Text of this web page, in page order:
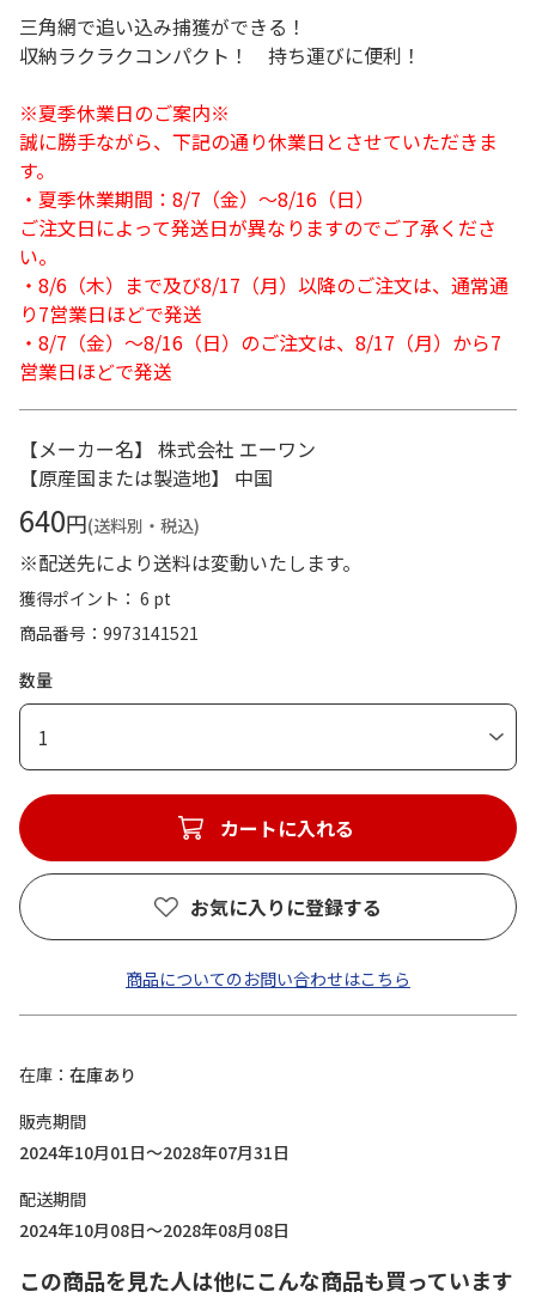
三角網で追い込み捕獲ができる！
収納ラクラクコンパクト！ 持ち運びに便利！
※夏季休業日のご案内※
誠に勝手ながら、下記の通り休業日とさせていただきま
す。
・夏季休業期間：8/7（金）～8/16（日）
ご注文日によって発送日が異なりますのでご了承くださ
い。
・8/6（木）まで及び8/17（月）以降のご注文は、通常通
り7営業日ほどで発送
・8/7（金）～8/16（日）のご注文は、8/17（月）から7
営業日ほどで発送
【メーカー名】 株式会社 エーワン
【原産国または製造地】 中国
640円(送料別・税込)
※配送先により送料は変動いたします。
獲得ポイント： 6 pt
商品番号
9973141521
数量
1
カートに入れる
お気に入りに登録する
商品についてのお問い合わせはこちら
在庫
在庫あり
販売期間
2024年10月01日～2028年07月31日
配送期間
2024年10月08日～2028年08月08日
この商品を見た人は他にこんな商品も買っています